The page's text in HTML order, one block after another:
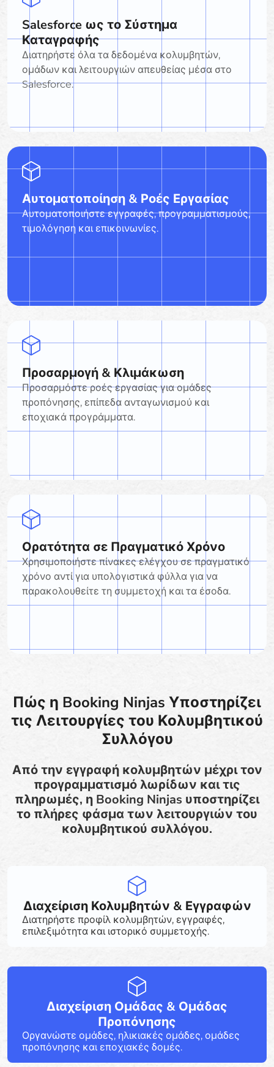
Salesforce ως το Σύστημα
Καταγραφής
Διατηρήστε όλα τα δεδομένα κολυμβητών,
ομάδων και λειτουργιών απευθείας μέσα στο
Salesforce.
Αυτοματοποίηση & Ροές Εργασίας
Αυτοματοποιήστε εγγραφές, προγραμματισμούς,
τιμολόγηση και επικοινωνίες.
Προσαρμογή & Κλιμάκωση
Προσαρμόστε ροές εργασίας για ομάδες
προπόνησης, επίπεδα ανταγωνισμού και
εποχιακά προγράμματα.
Ορατότητα σε Πραγματικό Χρόνο
Χρησιμοποιήστε πίνακες ελέγχου σε πραγματικό
χρόνο αντί για υπολογιστικά φύλλα για να
παρακολουθείτε τη συμμετοχή και τα έσοδα.
Πώς η Booking Ninjas Υποστηρίζει
τις Λειτουργίες του Κολυμβητικού
Συλλόγου
Από την εγγραφή κολυμβητών μέχρι τον
προγραμματισμό λωρίδων και τις
πληρωμές, η Booking Ninjas υποστηρίζει
το πλήρες φάσμα των λειτουργιών του
κολυμβητικού συλλόγου.
Διαχείριση Κολυμβητών & Εγγραφών
Διατηρήστε προφίλ κολυμβητών, εγγραφές,
επιλεξιμότητα και ιστορικό συμμετοχής.
Διαχείριση Ομάδας & Ομάδας
Προπόνησης
Οργανώστε ομάδες, ηλικιακές ομάδες, ομάδες
προπόνησης και εποχιακές δομές.